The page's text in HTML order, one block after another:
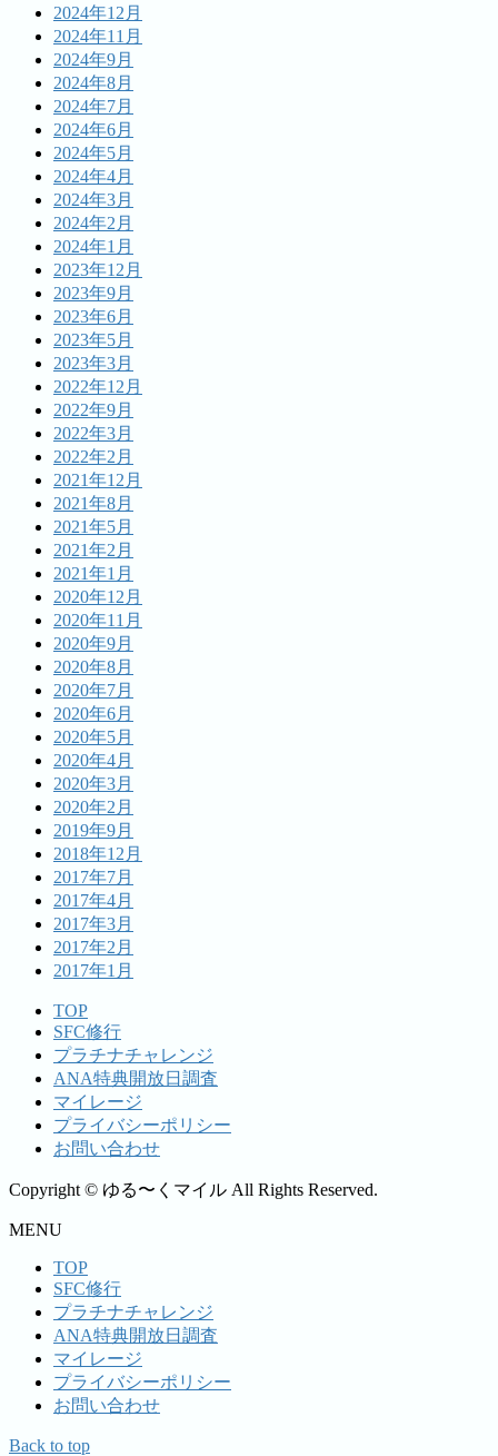
2024年12月
2024年11月
2024年9月
2024年8月
2024年7月
2024年6月
2024年5月
2024年4月
2024年3月
2024年2月
2024年1月
2023年12月
2023年9月
2023年6月
2023年5月
2023年3月
2022年12月
2022年9月
2022年3月
2022年2月
2021年12月
2021年8月
2021年5月
2021年2月
2021年1月
2020年12月
2020年11月
2020年9月
2020年8月
2020年7月
2020年6月
2020年5月
2020年4月
2020年3月
2020年2月
2019年9月
2018年12月
2017年7月
2017年4月
2017年3月
2017年2月
2017年1月
TOP
SFC修行
プラチナチャレンジ
ANA特典開放日調査
マイレージ
プライバシーポリシー
お問い合わせ
Copyright © ゆる〜くマイル All Rights Reserved.
MENU
TOP
SFC修行
プラチナチャレンジ
ANA特典開放日調査
マイレージ
プライバシーポリシー
お問い合わせ
Back to top